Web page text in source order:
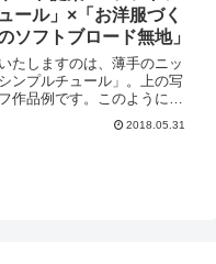
ール」×「お洋服づく
ソフトブロード無地」
たしますのは、薄手のニッ
ンプルチュール」。上の写
作品例です。このように、
ねて、フワッと可愛らしく
がソフトシンプルチュール
2018.05.31